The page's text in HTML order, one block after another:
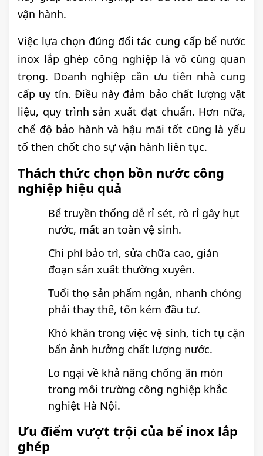
vận hành.
Việc lựa chọn đúng đối tác cung cấp bể nước
inox lắp ghép công nghiệp là vô cùng quan
trọng. Doanh nghiệp cần ưu tiên nhà cung
cấp uy tín. Điều này đảm bảo chất lượng vật
liệu, quy trình sản xuất đạt chuẩn. Hơn nữa,
chế độ bảo hành và hậu mãi tốt cũng là yếu
tố then chốt cho sự vận hành liên tục.
Thách thức chọn bồn nước công
nghiệp hiệu quả
Bể truyền thống dễ rỉ sét, rò rỉ gây hụt
nước, mất an toàn vệ sinh.
Chi phí bảo trì, sửa chữa cao, gián
đoạn sản xuất thường xuyên.
Tuổi thọ sản phẩm ngắn, nhanh chóng
phải thay thế, tốn kém đầu tư.
Khó khăn trong việc vệ sinh, tích tụ cặn
bẩn ảnh hưởng chất lượng nước.
Lo ngại về khả năng chống ăn mòn
trong môi trường công nghiệp khắc
nghiệt Hà Nội.
Ưu điểm vượt trội của bể inox lắp
ghép